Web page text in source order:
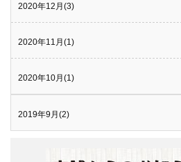
2020年12月(3)
2020年11月(1)
2020年10月(1)
2019年9月(2)